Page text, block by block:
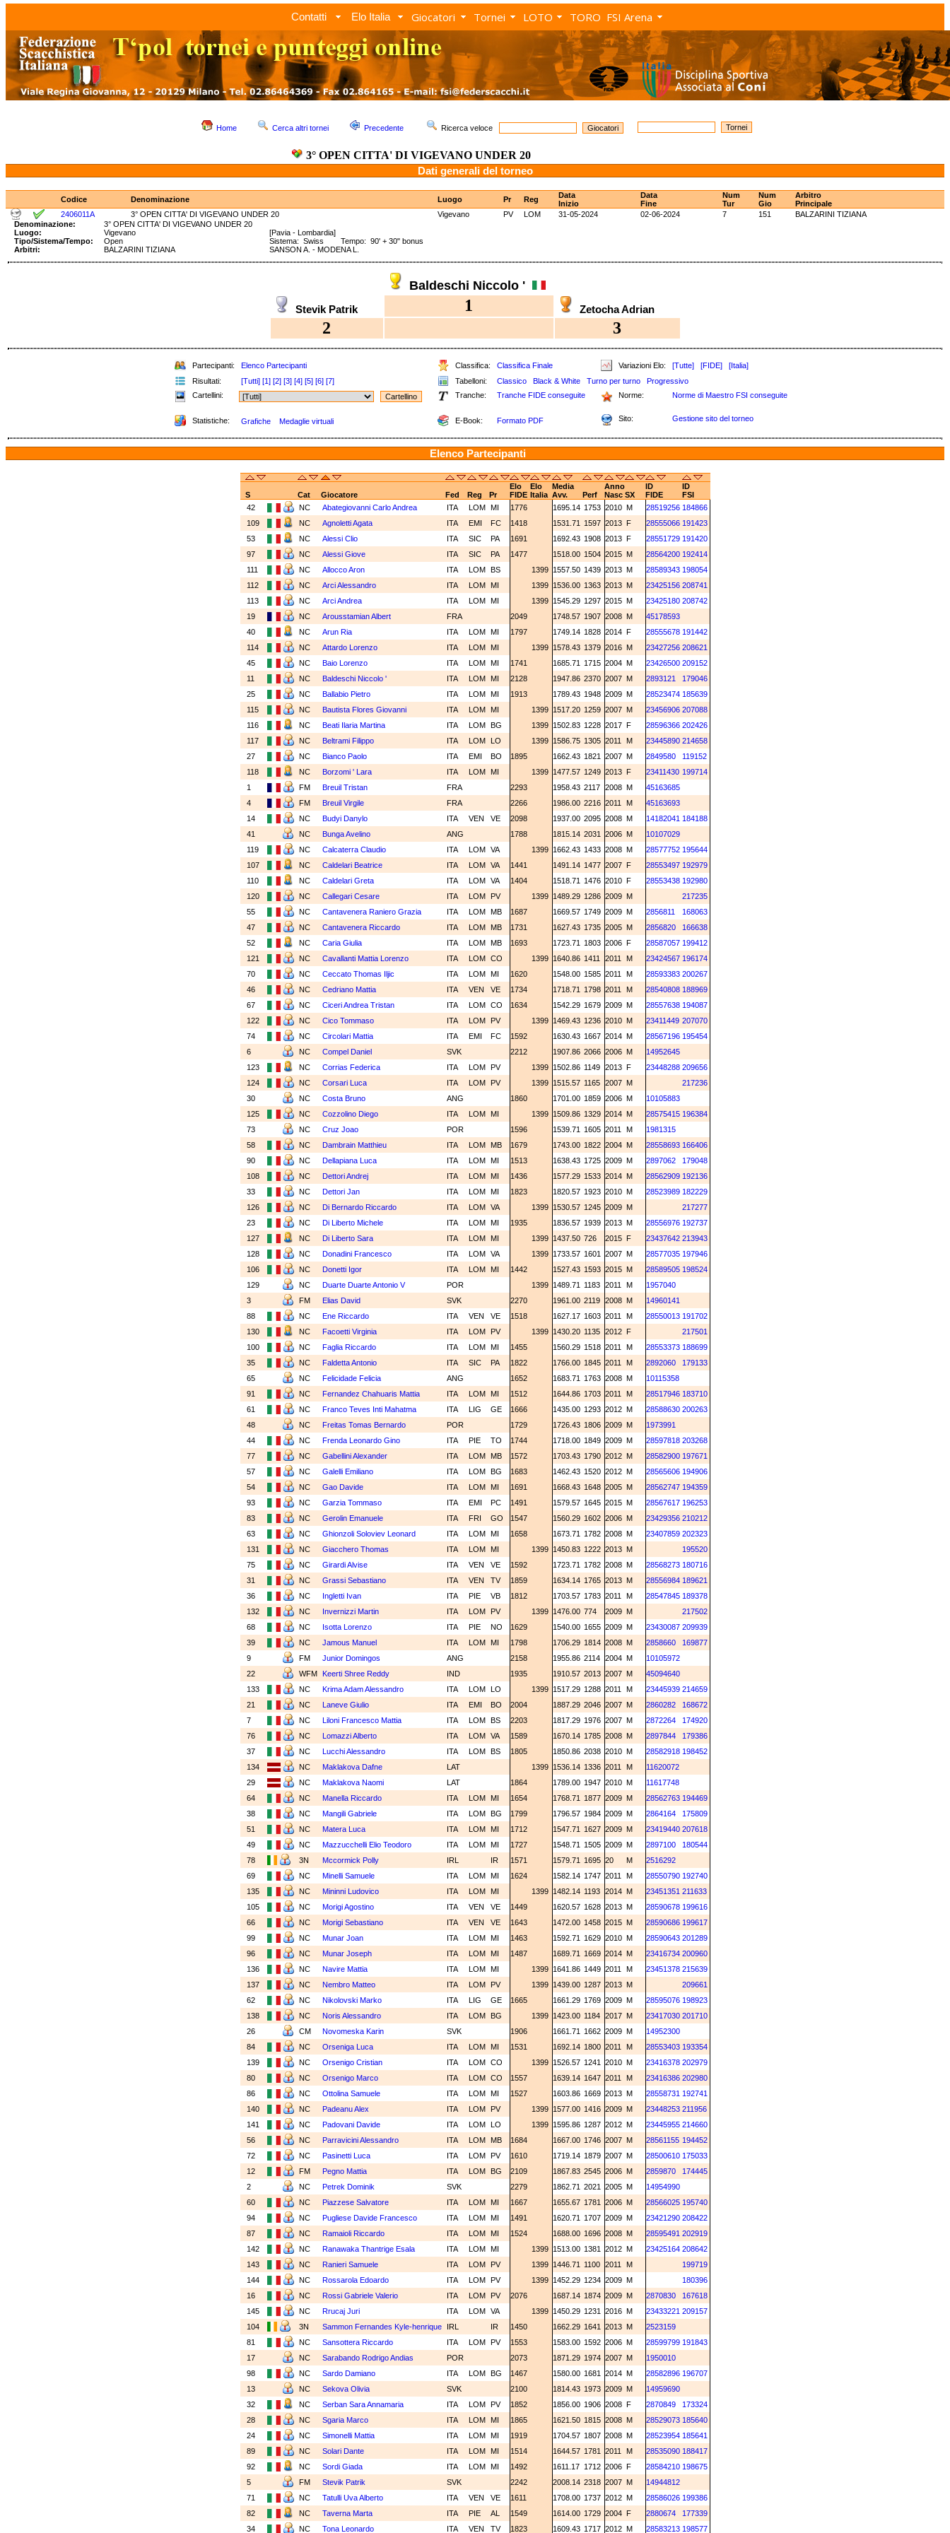
Contatti Elo Italia Giocatori Tornei LOTO TORO FSI Arena
Home Cerca altri tornei Precedente Ricerca veloce
3° OPEN CITTA' DI VIGEVANO UNDER 20
Dati generali del torneo
Codice Denominazione Luogo Pr Reg
Data
Inizio
Data
Fine
Num
Tur
Num
Gio
Arbitro
Principale
2406011A
3° OPEN CITTA' DI VIGEVANO UNDER 20 Vigevano PV LOM 31-05-2024 02-06-2024 7 151
BALZARINI TIZIANA
Denominazione:
3° OPEN CITTA' DI VIGEVANO UNDER 20
Luogo:
Vigevano
[Pavia - Lombardia]
Tipo/Sistema/Tempo:
Open
Sistema: Swiss Tempo: 90' + 30" bonus
Arbitri:
BALZARINI TIZIANA SANSON A. - MODENA L.
Baldeschi Niccolo '
Stevik Patrik 1 Zetocha Adrian
2 3
Partecipanti: Elenco Partecipanti Classifica: Classifica Finale Variazioni Elo: [Tutte] [FIDE]
[Italia]
Risultati:
[Tutti] [1] [2] [3] [4] [5] [6] [7] Tabelloni: Classico Black & White Turno per turno
Progressivo
Cartellini:
Tranche: Tranche FIDE conseguite Norme: Norme di Maestro FSI conseguite
Statistiche: Grafiche Medaglie virtuali E-Book: Formato PDF Sito: Gestione sito del torneo
Elenco Partecipanti
Elo Elo Media Anno ID
ID
S
Cat Giocatore Fed Reg Pr FIDE Italia Avv. Perf Nasc SX FIDE
FSI
42
NC Abategiovanni Carlo Andrea ITA LOM MI 1776 1695.14 1753 2010 M 28519256 184866
109
NC Agnoletti Agata ITA EMI FC 1418 1531.71 1597 2013 F 28555066 191423
53
NC Alessi Clio ITA SIC PA 1691 1692.43 1908 2013 F 28551729 191420
97
NC Alessi Giove ITA SIC PA 1477 1518.00 1504 2015 M 28564200 192414
111
NC Allocco Aron ITA LOM BS 1399 1557.50 1439 2013 M 28589343 198054
112
NC Arci Alessandro ITA LOM MI 1399 1536.00 1363 2013 M 23425156 208741
113
NC Arci Andrea ITA LOM MI 1399 1545.29 1297 2015 M 23425180 208742
19
NC Arousstamian Albert FRA 2049 1748.57 1907 2008 M
45178593
40
NC Arun Ria ITA LOM MI 1797 1749.14 1828 2014 F 28555678 191442
114
NC Attardo Lorenzo ITA LOM MI 1399 1578.43 1379 2016 M 23427256 208621
45
NC Baio Lorenzo ITA LOM MI 1741 1685.71 1715 2004 M 23426500 209152
11
NC Baldeschi Niccolo ' ITA LOM MI 2128 1947.86 2370 2007 M 2893121
179046
25
NC Ballabio Pietro ITA LOM MI 1913 1789.43 1948 2009 M 28523474 185639
115
NC Bautista Flores Giovanni ITA LOM MI 1399 1517.20 1259 2007 M 23456906 207088
116
NC Beati Ilaria Martina ITA LOM BG 1399 1502.83 1228 2017 F 28596366 202426
117
NC Beltrami Filippo ITA LOM LO 1399 1586.75 1305 2011 M 23445890 214658
27
NC Bianco Paolo ITA EMI BO 1895 1662.43 1821 2007 M 2849580
119152
118
NC Borzomi ' Lara ITA LOM MI 1399 1477.57 1249 2013 F 23411430 199714
1
FM Breuil Tristan FRA 2293 1958.43 2117 2008 M
45163685
4
FM Breuil Virgile FRA 2266 1986.00 2216 2011 M
45163693
14
NC Budyi Danylo ITA VEN VE 2098 1937.00 2095 2008 M 14182041 184188
41
NC Bunga Avelino ANG 1788 1815.14 2031 2006 M
10107029
119
NC Calcaterra Claudio ITA LOM VA 1399 1662.43 1433 2008 M 28577752 195644
107
NC Caldelari Beatrice ITA LOM VA 1441 1491.14 1477 2007 F 28553497 192979
110
NC Caldelari Greta ITA LOM VA 1404 1518.71 1476 2010 F 28553438 192980
120
NC Callegari Cesare ITA LOM PV 1399 1489.29 1286 2009 M
217235
55
NC Cantavenera Raniero Grazia ITA LOM MB 1687 1669.57 1749 2009 M 2856811
168063
47
NC Cantavenera Riccardo ITA LOM MB 1731 1627.43 1735 2005 M 2856820
166638
52
NC Caria Giulia ITA LOM MB 1693 1723.71 1803 2006 F 28587057 199412
121
NC Cavallanti Mattia Lorenzo ITA LOM CO 1399 1640.86 1411 2011 M 23424567 196174
70
NC Ceccato Thomas Iljic ITA LOM MI 1620 1548.00 1585 2011 M 28593383 200267
46
NC Cedriano Mattia ITA VEN VE 1734 1718.71 1798 2011 M 28540808 188969
67
NC Ciceri Andrea Tristan ITA LOM CO 1634 1542.29 1679 2009 M 28557638 194087
122
NC Cico Tommaso ITA LOM PV 1399 1469.43 1236 2010 M 23411449 207070
74
NC Circolari Mattia ITA EMI FC 1592 1630.43 1667 2014 M 28567196 195454
6
NC Compel Daniel SVK 2212 1907.86 2066 2006 M
14952645
123
NC Corrias Federica ITA LOM PV 1399 1502.86 1149 2013 F 23448288 209656
124
NC Corsari Luca ITA LOM PV 1399 1515.57 1165 2007 M
217236
30
NC Costa Bruno ANG 1860 1701.00 1859 2006 M
10105883
125
NC Cozzolino Diego ITA LOM MI 1399 1509.86 1329 2014 M 28575415 196384
73
NC Cruz Joao POR 1596 1539.71 1605 2011 M
1981315
58
NC Dambrain Matthieu ITA LOM MB 1679 1743.00 1822 2004 M 28558693 166406
90
NC Dellapiana Luca ITA LOM MI 1513 1638.43 1725 2009 M 2897062
179048
108
NC Dettori Andrej ITA LOM MI 1436 1577.29 1533 2014 M 28562909 192136
33
NC Dettori Jan ITA LOM MI 1823 1820.57 1923 2010 M 28523989 182229
126
NC Di Bernardo Riccardo ITA LOM VA 1399 1530.57 1245 2009 M
217277
23
NC Di Liberto Michele ITA LOM MI 1935 1836.57 1939 2013 M 28556976 192737
127
NC Di Liberto Sara ITA LOM MI 1399 1437.50 726 2015 F 23437642 213943
128
NC Donadini Francesco ITA LOM VA 1399 1733.57 1601 2007 M 28577035 197946
106
NC Donetti Igor ITA LOM MI 1442 1527.43 1593 2015 M 28589505 198524
129
NC Duarte Duarte Antonio V POR 1399 1489.71 1183 2011 M
1957040
3
FM Elias David SVK 2270 1961.00 2119 2008 M
14960141
88
NC Ene Riccardo ITA VEN VE 1518 1627.17 1603 2011 M 28550013 191702
130
NC Facoetti Virginia ITA LOM PV 1399 1430.20 1135 2012 F
217501
100
NC Faglia Riccardo ITA LOM MI 1455 1560.29 1518 2011 M 28553373 188699
35
NC Faldetta Antonio ITA SIC PA 1822 1766.00 1845 2011 M 2892060
179133
65
NC Felicidade Felicia ANG 1652 1683.71 1763 2008 M
10115358
91
NC Fernandez Chahuaris Mattia ITA LOM MI 1512 1644.86 1703 2011 M 28517946 183710
61
NC Franco Teves Inti Mahatma ITA LIG GE 1666 1435.00 1293 2012 M 28588630 200263
48
NC Freitas Tomas Bernardo POR 1729 1726.43 1806 2009 M
1973991
44
NC Frenda Leonardo Gino ITA PIE TO 1744 1718.00 1849 2009 M 28597818 203268
77
NC Gabellini Alexander ITA LOM MB 1572 1703.43 1790 2012 M 28582900 197671
57
NC Galelli Emiliano ITA LOM BG 1683 1462.43 1520 2012 M 28565606 194906
54
NC Gao Davide ITA LOM MI 1691 1668.43 1648 2005 M 28562747 194359
93
NC Garzia Tommaso ITA EMI PC 1491 1579.57 1645 2015 M 28567617 196253
83
NC Gerolin Emanuele ITA FRI GO 1547 1560.29 1602 2006 M 23429356 210212
63
NC Ghionzoli Soloviev Leonard ITA LOM MI 1658 1673.71 1782 2008 M 23407859 202323
131
NC Giacchero Thomas ITA LOM MI 1399 1450.83 1222 2013 M
195520
75
NC Girardi Alvise ITA VEN VE 1592 1723.71 1782 2008 M 28568273 180716
31
NC Grassi Sebastiano ITA VEN TV 1859 1634.14 1765 2013 M 28556984 189621
36
NC Ingletti Ivan ITA PIE VB 1812 1703.57 1783 2011 M 28547845 189378
132
NC Invernizzi Martin ITA LOM PV 1399 1476.00 774 2009 M
217502
68
NC Isotta Lorenzo ITA PIE NO 1629 1540.00 1655 2009 M 23430087 209939
39
NC Jamous Manuel ITA LOM MI 1798 1706.29 1814 2008 M 2858660
169877
9
FM Junior Domingos ANG 2158 1955.86 2114 2004 M
10105972
22
WFM Keerti Shree Reddy IND 1935 1910.57 2013 2007 M
45094640
133
NC Krima Adam Alessandro ITA LOM LO 1399 1517.29 1288 2011 M 23445939 214659
21
NC Laneve Giulio ITA EMI BO 2004 1887.29 2046 2007 M 2860282
168672
7
NC Liloni Francesco Mattia ITA LOM BS 2203 1817.29 1976 2007 M 2872264
174920
76
NC Lomazzi Alberto ITA LOM VA 1589 1670.14 1785 2008 M 2897844
179386
37
NC Lucchi Alessandro ITA LOM BS 1805 1850.86 2038 2010 M 28582918 198452
134
NC Maklakova Dafne LAT 1399 1536.14 1336 2011 M
11620072
29
NC Maklakova Naomi LAT 1864 1789.00 1947 2010 M
11617748
64
NC Manella Riccardo ITA LOM MI 1654 1768.71 1877 2009 M 28562763 194469
38
NC Mangili Gabriele ITA LOM BG 1799 1796.57 1984 2009 M 2864164
175809
51
NC Matera Luca ITA LOM MI 1712 1547.71 1627 2009 M 23419440 207618
49
NC Mazzucchelli Elio Teodoro ITA LOM MI 1727 1548.71 1505 2009 M 2897100
180544
78
3N Mccormick Polly IRL IR 1571 1579.71 1695 20 M
2516292
69
NC Minelli Samuele ITA LOM MI 1624 1582.14 1747 2011 M 28550790 192740
135
NC Mininni Ludovico ITA LOM MI 1399 1482.14 1193 2014 M 23451351 211633
105
NC Morigi Agostino ITA VEN VE 1449 1620.57 1628 2013 M 28590678 199616
66
NC Morigi Sebastiano ITA VEN VE 1643 1472.00 1458 2015 M 28590686 199617
99
NC Munar Joan ITA LOM MI 1463 1592.71 1629 2010 M 28590643 201289
96
NC Munar Joseph ITA LOM MI 1487 1689.71 1669 2014 M 23416734 200960
136
NC Navire Mattia ITA LOM MI 1399 1641.86 1449 2011 M 23451378 215639
137
NC Nembro Matteo ITA LOM PV 1399 1439.00 1287 2013 M
209661
62
NC Nikolovski Marko ITA LIG GE 1665 1661.29 1769 2009 M 28595076 198923
138
NC Noris Alessandro ITA LOM BG 1399 1423.00 1184 2017 M 23417030 201710
26
CM Novomeska Karin SVK 1906 1661.71 1662 2009 M
14952300
84
NC Orseniga Luca ITA LOM MI 1531 1692.14 1800 2011 M 28553403 193354
139
NC Orsenigo Cristian ITA LOM CO 1399 1526.57 1241 2010 M 23416378 202979
80
NC Orsenigo Marco ITA LOM CO 1557 1639.14 1647 2011 M 23416386 202980
86
NC Ottolina Samuele ITA LOM MI 1527 1603.86 1669 2013 M 28558731 192741
140
NC Padeanu Alex ITA LOM PV 1399 1577.00 1416 2009 M 23448253 211956
141
NC Padovani Davide ITA LOM LO 1399 1595.86 1287 2012 M 23445955 214660
56
NC Parravicini Alessandro ITA LOM MB 1684 1667.00 1746 2007 M 28561155 194452
72
NC Pasinetti Luca ITA LOM PV 1610 1719.14 1879 2007 M 28500610 175033
12
FM Pegno Mattia ITA LOM BG 2109 1867.83 2545 2006 M 2859870
174445
2
NC Petrek Dominik SVK 2279 1862.71 2021 2005 M
14954990
60
NC Piazzese Salvatore ITA LOM MI 1667 1655.67 1781 2006 M 28566025 195740
94
NC Pugliese Davide Francesco ITA LOM MI 1491 1620.71 1707 2009 M 23421290 208422
87
NC Ramaioli Riccardo ITA LOM MI 1524 1688.00 1696 2008 M 28595491 202919
142
NC Ranawaka Thantrige Esala ITA LOM MI 1399 1513.00 1381 2012 M 23425164 208642
143
NC Ranieri Samuele ITA LOM PV 1399 1446.71 1100 2011 M
199719
144
NC Rossarola Edoardo ITA LOM PV 1399 1452.29 1234 2009 M
180396
16
NC Rossi Gabriele Valerio ITA LOM PV 2076 1687.14 1874 2009 M 2870830
167618
145
NC Rrucaj Juri ITA LOM VA 1399 1450.29 1231 2016 M 23433221 209157
104
3N Sammon Fernandes Kyle-henrique IRL IR 1450 1662.29 1641 2013 M
2523159
81
NC Sansottera Riccardo ITA LOM PV 1553 1583.00 1592 2006 M 28599799 191843
17
NC Sarabando Rodrigo Andias POR 2073 1871.29 1974 2007 M
1950010
98
NC Sardo Damiano ITA LOM BG 1467 1580.00 1681 2014 M 28582896 196707
13
NC Sekova Olivia SVK 2100 1814.43 1973 2009 M
14959690
32
NC Serban Sara Annamaria ITA LOM PV 1852 1856.00 1906 2008 F 2870849
173324
28
NC Sgaria Marco ITA LOM MI 1865 1621.50 1815 2008 M 28529073 185640
24
NC Simonelli Mattia ITA LOM MI 1919 1704.57 1807 2008 M 28523954 185641
89
NC Solari Dante ITA LOM MI 1514 1644.57 1781 2011 M 28535090 188417
92
NC Sordi Giada ITA LOM MI 1492 1611.17 1712 2006 F 28584210 198675
5
FM Stevik Patrik SVK 2242 2008.14 2318 2007 M
14944812
71
NC Tatulli Uva Alberto ITA VEN VE 1611 1708.00 1737 2012 M 28586026 199386
82
NC Taverna Marta ITA PIE AL 1549 1614.00 1729 2004 F 2880674
177339
34
NC Tona Leonardo ITA VEN TV 1823 1609.43 1717 2012 M 28583213 198577